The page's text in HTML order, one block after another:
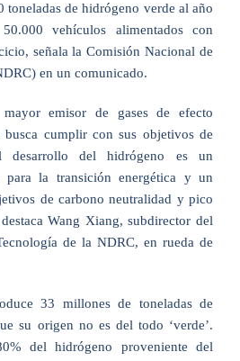
toneladas de hidrógeno verde al año
vehículos alimentados con
señala la Comisión Nacional de
en un comunicado.
emisor de gases de efecto
cumplir con sus objetivos de
desarrollo del hidrógeno es un
para la transición energética y un
de carbono neutralidad y pico
Wang Xiang, subdirector del
de la NDRC, en rueda de
33 millones de toneladas de
su origen no es del todo ‘verde’.
del hidrógeno proveniente del